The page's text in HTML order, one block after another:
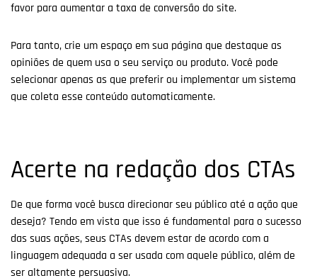
favor para aumentar a taxa de conversão do site.
Para tanto, crie um espaço em sua página que destaque as
opiniões de quem usa o seu serviço ou produto. Você pode
selecionar apenas as que preferir ou implementar um sistema
que coleta esse conteúdo automaticamente.
Acerte na redação dos CTAs
De que forma você busca direcionar seu público até a ação que
deseja? Tendo em vista que isso é fundamental para o sucesso
das suas ações, seus CTAs devem estar de acordo com a
linguagem adequada a ser usada com aquele público, além de
ser altamente persuasiva.